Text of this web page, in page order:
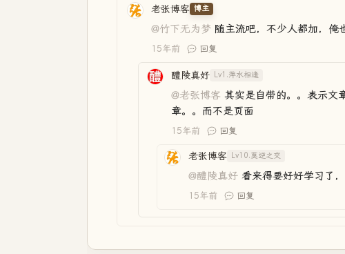
老张博客 博主
@竹下无为梦 随主流吧，不少人都加，俺
15年前 回复
醴陵真好 Lv1.萍水相逢
@老张博客 其实是自带的。。表示文
章。。而不是页面
15年前 回复
老张博客 Lv10.莫逆之交
@醴陵真好 看来得要好好学习了
15年前 回复